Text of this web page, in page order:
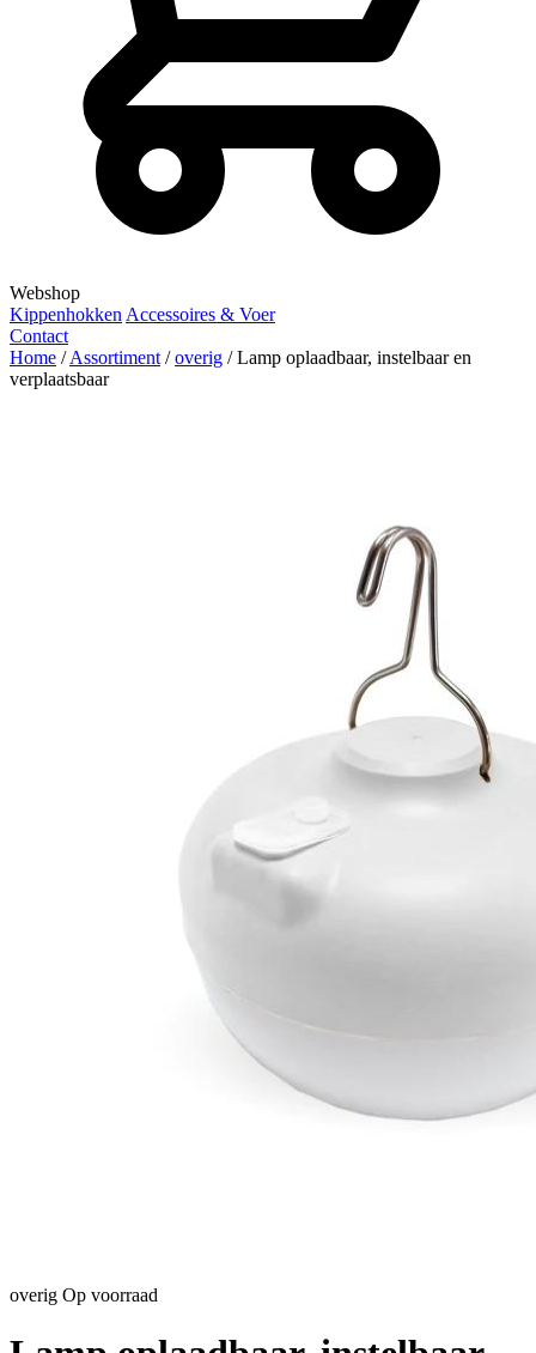
Webshop
Kippenhokken Accessoires & Voer
Contact
Home / Assortiment / overig / Lamp oplaadbaar, instelbaar en
verplaatsbaar
overig Op voorraad